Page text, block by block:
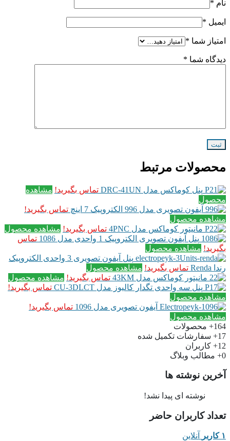
نام *
ایمیل *
امتیاز شما *
دیدگاه شما *
محصولات مرتبط
پنل کوماکس مدل DRC-41UN تماس بگیرید! مشاهده
محصول
آیفون تصویری مدل 996 الکتروپیک 7 اینچ
تماس بگیرید!
مشاهده محصول
مانیتور کوماکس مدل 4PNC
تماس بگیرید! مشاهده محصول
پنل آیفون تصویری الکتروپیک 1 واحدی مدل 1086
تماس
بگیرید! مشاهده محصول
پنل آیفون تصویری 3 واحدی الکتروپیک
رندا Renda
تماس بگیرید! مشاهده محصول
مانیتور کوماکس مدل 43KM
تماس بگیرید! مشاهده محصول
پنل سه واحدی تگدار کالیوز مدل CU-3DLCT
تماس بگیرید!
مشاهده محصول
آیفون تصویری مدل 1096
تماس بگیرید!
مشاهده محصول
164+
محصولات
17+
سفارشات تکمیل شده
12+
کاربران
0+
مطالب وبلاگ
آخرین نوشته ها
نوشته ای پیدا نشد!
تعداد کاربران حاضر
۱ کاربر آنلاین